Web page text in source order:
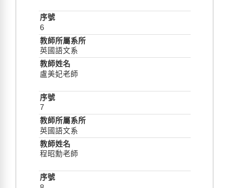
6
英國語文系
盧美妃老師
7
英國語文系
程昭勳老師